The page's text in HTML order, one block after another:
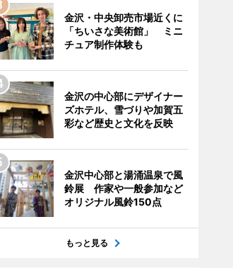
金沢・中央卸売市場近くに
「ちいさな美術館」 ミニ
チュア制作体験も
金沢の中心部にデザイナー
ズホテル、雪づりや加賀五
彩など歴史と文化を反映
金沢中心部と湯涌温泉で風
鈴展 作家や一般参加など
オリジナル風鈴150点
もっと見る